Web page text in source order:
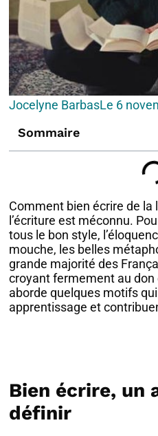
Jocelyne BarbasLe 6
Sommaire
Comment bien écrire de la
l’écriture est méconnu.
tous le bon style,
mouche, les belles
grande majorité des
croyant fermement au don
aborde quelques motifs
apprentissage et
Bien écrire, un
définir